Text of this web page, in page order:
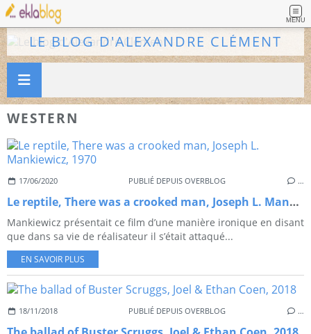
MENU
LE BLOG D'ALEXANDRE CLÉMENT
WESTERN
17/06/2020 PUBLIÉ DEPUIS OVERBLOG …
Le reptile, There was a crooked man, Joseph L. Mankiewicz, 1970
Mankiewicz présentait ce film d’une manière ironique en disant
que dans sa vie de réalisateur il s’était attaqué...
EN SAVOIR PLUS
18/11/2018 PUBLIÉ DEPUIS OVERBLOG …